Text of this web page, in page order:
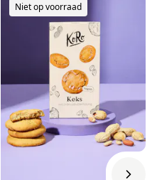
Niet op voorraad